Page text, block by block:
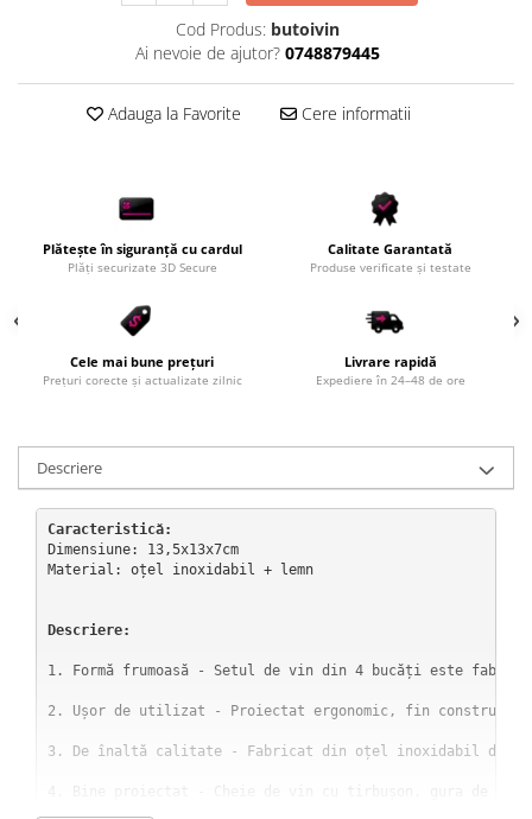
Cod Produs: butoivin
Ai nevoie de ajutor? 0748879445
Adauga la Favorite Cere informatii
Plătește în siguranță cu cardul
Plăți securizate 3D Secure
Calitate Garantată
Produse verificate și testate
Cele mai bune prețuri
Prețuri corecte și actualizate zilnic
Livrare rapidă
Expediere în 24–48 de ore
Descriere
Caracteristică:
Dimensiune: 13,5x13x7cm
Material: oțel inoxidabil + lemn
Descriere:
1. Formă frumoasă - Setul de vin din 4 bucăți este
2. Ușor de utilizat - Proiectat ergonomic, fin
3. De înaltă calitate - Fabricat din oțel inoxidabil de